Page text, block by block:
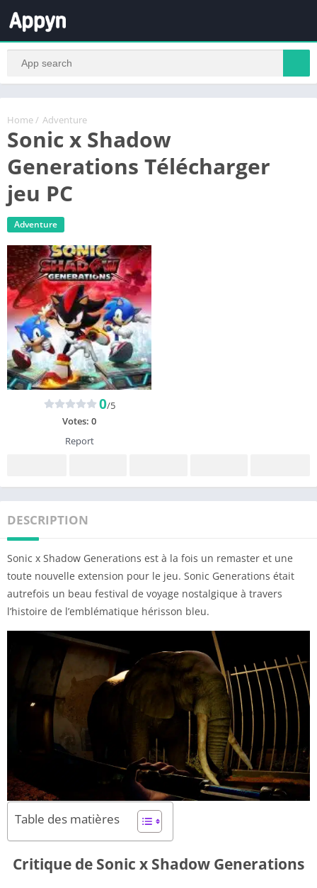
Home / Adventure
Sonic x Shadow
Generations Télécharger
jeu PC
Adventure
0/5
Votes: 0
Report
DESCRIPTION
Sonic x Shadow Generations est à la fois un remaster et une
toute nouvelle extension pour le jeu. Sonic Generations était
autrefois un beau festival de voyage nostalgique à travers
l’histoire de l’emblématique hérisson bleu.
Table des matières
Critique de Sonic x Shadow Generations